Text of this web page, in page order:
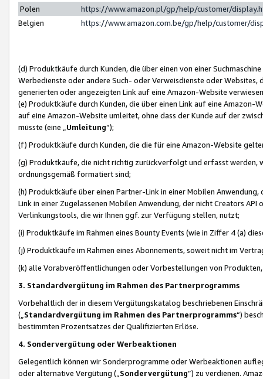
Polen
https://www.amazon.pl/gp/help/customer/
Belgien
https://www.amazon.com.be/gp/help/customer/
(d) Produktkäufe durch Kunden, die über einen von einer
Werbedienste oder andere Such- oder Verweisdienste oder Websites,
generierten oder angezeigten Link auf eine Amazon-Website
(e) Produktkäufe durch Kunden, die über einen Link auf eine
auf eine Amazon-Website umleitet, ohne dass der Kunde auf der
müsste (eine „ Umleitung“);
(f) Produktkäufe durch Kunden, die die für eine Amazon-Website
(g) Produktkäufe, die nicht richtig zurückverfolgt und erfasst werden,
ordnungsgemäß formatiert sind;
(h) Produktkäufe über einen Partner-Link in einer Mobilen
Link in einer Zugelassenen Mobilen Anwendung, der nicht Creators
Verlinkungstools, die wir Ihnen ggf. zur Verfügung stellen, nutzt;
(i) Produktkäufe im Rahmen eines Bounty Events (wie in Ziffer 4 (a)
(j) Produktkäufe im Rahmen eines Abonnements, soweit nicht im
(k) alle Vorabveröffentlichungen oder Vorbestellungen von
3. Standardvergütung im Rahmen des Partnerprogramms
Vorbehaltlich der in diesem Vergütungskatalog beschriebenen
(„ Standardvergütung im Rahmen des Partnerprogramms“)
bestimmten Prozentsatzes der Qualifizierten Erlöse.
4. Sondervergütung oder Werbeaktionen
Gelegentlich können wir Sonderprogramme oder Werbeaktionen
oder alternative Vergütung („ Sondervergütung”) zu verdienen.